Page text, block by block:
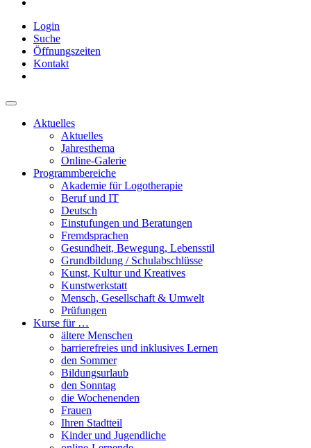
Login
Suche
Öffnungszeiten
Kontakt
Aktuelles
Aktuelles
Jahresthema
Online-Galerie
Programmbereiche
Akademie für Logotherapie
Beruf und IT
Deutsch
Einstufungen und Beratungen
Fremdsprachen
Gesundheit, Bewegung, Lebensstil
Grundbildung / Schulabschlüsse
Kunst, Kultur und Kreatives
Kunstwerkstatt
Mensch, Gesellschaft & Umwelt
Prüfungen
Kurse für …
ältere Menschen
barrierefreies und inklusives Lernen
den Sommer
Bildungsurlaub
den Sonntag
die Wochenenden
Frauen
Ihren Stadtteil
Kinder und Jugendliche